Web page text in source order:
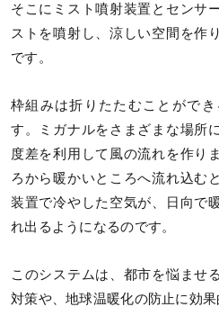
そこにミスト噴射装置とセンサ
ストを噴射し、涼しい空間を作
です。
枠組みは折りたたむことがで
す。ミガナルをさまざまな場所
度差を利用して風の流れを作り
ろから暖かいところへ流れ込む
装置で冷やした空気が、日向で
れ出るようになるのです。
このシステムは、都市を悩ませ
対策や、地球温暖化の防止に効果